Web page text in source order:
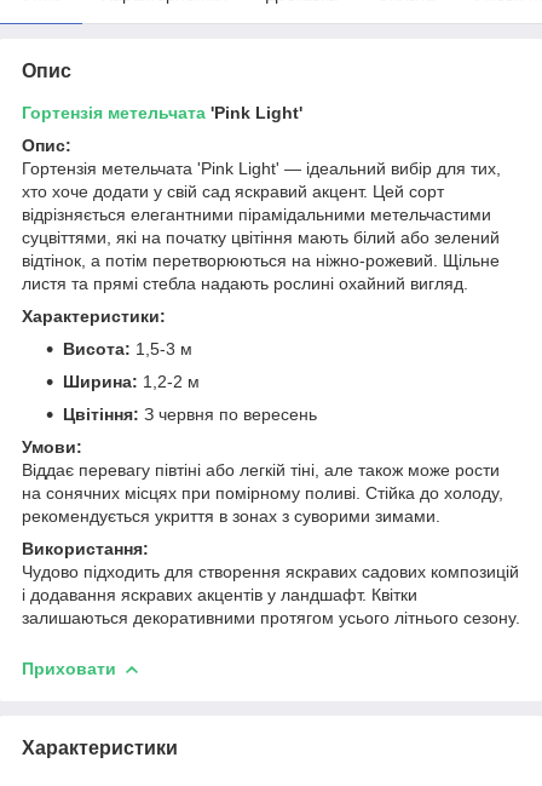
Опис
Гортензія метельчата 'Pink Light'
Опис:
Гортензія метельчата 'Pink Light' — ідеальний вибір для тих,
хто хоче додати у свій сад яскравий акцент. Цей сорт
відрізняється елегантними пірамідальними метельчастими
суцвіттями, які на початку цвітіння мають білий або зелений
відтінок, а потім перетворюються на ніжно-рожевий. Щільне
листя та прямі стебла надають рослині охайний вигляд.
Характеристики:
Висота: 1,5-3 м
Ширина: 1,2-2 м
Цвітіння: З червня по вересень
Умови:
Віддає перевагу півтіні або легкій тіні, але також може рости
на сонячних місцях при помірному поливі. Стійка до холоду,
рекомендується укриття в зонах з суворими зимами.
Використання:
Чудово підходить для створення яскравих садових композицій
і додавання яскравих акцентів у ландшафт. Квітки
залишаються декоративними протягом усього літнього сезону.
Приховати
Характеристики